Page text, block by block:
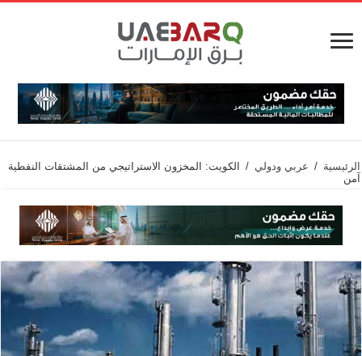
الرئيسية / عربي ودولي /
الكويت: المخزون الاستراتيجي من المشتقات النفطية
آمن